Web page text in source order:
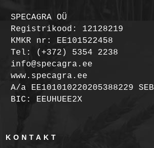
SPECAGRA OÜ
Registrikood: 12128219
KMKR nr: EE101522458
Tel: (+372) 5354 2238
info@specagra.ee
www.specagra.ee
A/a EE101010220205388229 SEB
BIC: EEUHUEE2X
KONTAKT